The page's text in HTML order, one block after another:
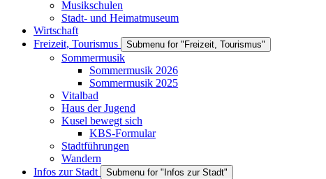
Musikschulen
Stadt- und Heimatmuseum
Wirtschaft
Freizeit, Tourismus
Submenu for "Freizeit, Tourismus"
Sommermusik
Sommermusik 2026
Sommermusik 2025
Vitalbad
Haus der Jugend
Kusel bewegt sich
KBS-Formular
Stadtführungen
Wandern
Infos zur Stadt
Submenu for "Infos zur Stadt"